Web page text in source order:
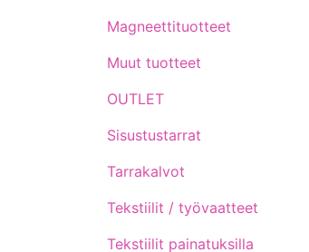
Magneettituotteet
Muut tuotteet
OUTLET
Sisustustarrat
Tarrakalvot
Tekstiilit / työvaatteet
Tekstiilit painatuksilla